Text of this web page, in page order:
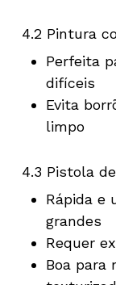
4.2 Pintura
Perfeita
difíceis
Evita
limpo
4.3 Pistola
Rápida e
grandes
Requer
Boa para